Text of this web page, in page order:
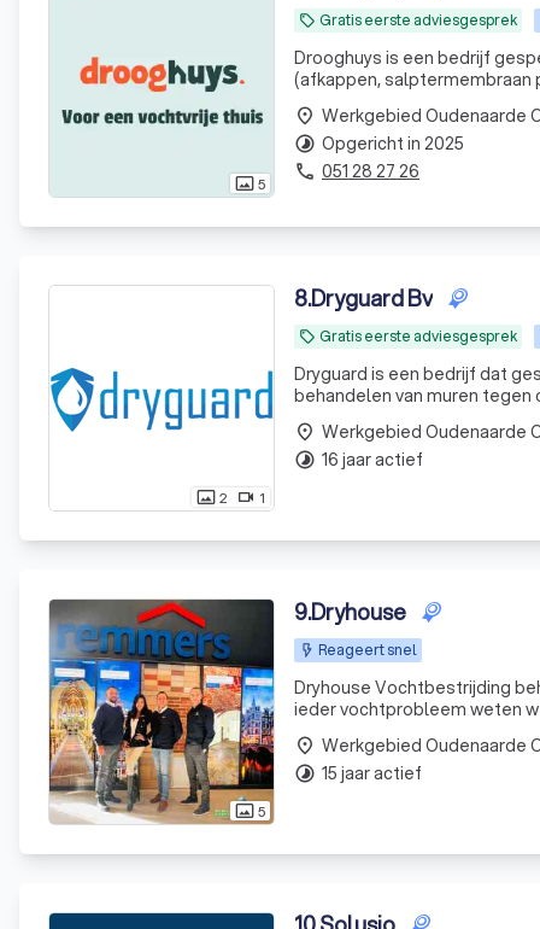
photo_size_select_actual5
local_offer Gratis eerste adviesgesprek
Drooghuys is een bedrijf
(afkappen, salptermembraan
vochtproblemen om zo onze
place Werkgebied Oudenaarde
timelapse Opgericht in 2025
phone 051 28 27 26
photo_size_select_actual2 videocam 1
8.Dryguard Bv
local_offer Gratis eerste adviesgesprek
Dryguard is een bedrijf dat
behandelen van muren tegen opstijgend vocht. Dryguard is
zaakvoerder dat zich richt
place Werkgebied Oudenaarde
timelapse 16 jaar actief
photo_size_select_actual5
9.Dryhouse
Reageert snel
Dryhouse Vochtbestrijding
ieder vochtprobleem weten
vochtbestrijdingsmethodes
bestrijdt opstijgend vocht,
place Werkgebied Oudenaarde
timelapse 15 jaar actief